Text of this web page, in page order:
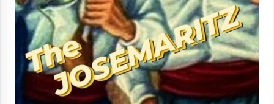
Zebrabidearen denboraldi amaiera
EHZtik
2021/07/01